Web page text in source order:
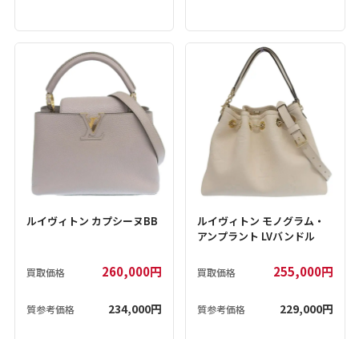
ルイヴィトン カプシーヌBB
買取価格 260,000円
質参考価格 234,000円
ルイヴィトン モノグラム・
アンプラント LVバンドル
買取価格 255,000円
質参考価格 229,000円